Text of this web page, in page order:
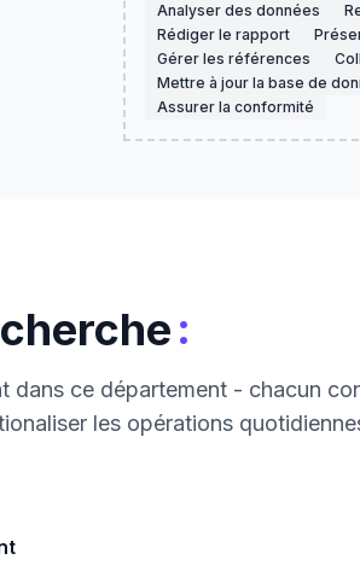
Analyser des données
Rédiger le rapport
Gérer les références
Mettre à jour la base de
Assurer la conformité
:
dans ce département - chacun
les opérations